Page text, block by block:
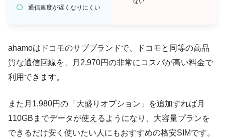
通信速度が遅くなりにくい
ahamoはドコモのサブブランドで、
ドコモと同等の高品
質な通信回線を、月2,970円の非常にコスパが高い料金で
利用できます。
また月1,980円の「大盛りオプション」を追加すれば月
110GBまでデータが使えるようになり、大容量プランを
できるだけ安く使いたい人にもおすすめの格安SIMです。